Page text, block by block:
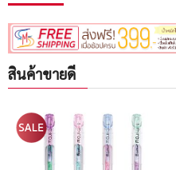
สินค้าขายดี